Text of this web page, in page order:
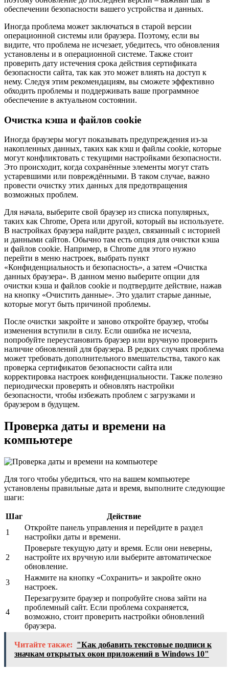
обеспечении безопасности вашего устройства и данных.
Иногда проблема может заключаться в старой версии
операционной системы или браузера. Поэтому, если вы
видите, что проблема не исчезает, убедитесь, что обновления
установлены и в операционной системе. Также стоит
проверить дату истечения срока действия сертификата
безопасности сайта, так как это может влиять на доступ к
нему. Следуя этим рекомендациям, вы сможете эффективно
обходить проблемы и поддерживать ваше программное
обеспечение в актуальном состоянии.
Очистка кэша и файлов cookie
Иногда браузеры могут показывать предупреждения из-за
накопленных данных, таких как кэш и файлы cookie, которые
могут конфликтовать с текущими настройками безопасности.
Это происходит, когда сохранённые элементы могут стать
устаревшими или повреждёнными. В таком случае, важно
провести очистку этих данных для предотвращения
возможных проблем.
Для начала, выберите свой браузер из списка популярных,
таких как Chrome, Opera или другой, который вы используете.
В настройках браузера найдите раздел, связанный с историей
и данными сайтов. Обычно там есть опция для очистки кэша
и файлов cookie. Например, в Chrome для этого нужно
перейти в меню настроек, выбрать пункт
«Конфиденциальность и безопасность», а затем «Очистка
данных браузера». В данном меню выберите опции для
очистки кэша и файлов cookie и подтвердите действие, нажав
на кнопку «Очистить данные». Это удалит старые данные,
которые могут быть причиной проблемы.
После очистки закройте и заново откройте браузер, чтобы
изменения вступили в силу. Если ошибка не исчезла,
попробуйте переустановить браузер или вручную проверить
наличие обновлений для браузера. В редких случаях проблема
может требовать дополнительного вмешательства, такого как
проверка сертификатов безопасности сайта или
корректировка настроек конфиденциальности. Также полезно
периодически проверять и обновлять настройки
безопасности, чтобы избежать проблем с загрузками и
браузером в будущем.
Проверка даты и времени на
компьютере
Для того чтобы убедиться, что на вашем компьютере
установлены правильные дата и время, выполните следующие
шаги:
Шаг
Действие
1
Откройте панель управления и перейдите в раздел
настройки даты и времени.
2
Проверьте текущую дату и время. Если они неверны,
настройте их вручную или выберите автоматическое
обновление.
3
Нажмите на кнопку «Сохранить» и закройте окно
настроек.
4
Перезагрузите браузер и попробуйте снова зайти на
проблемный сайт. Если проблема сохраняется,
возможно, стоит проверить настройки обновлений
браузера.
Читайте также: "Как добавить текстовые подписи к
значкам открытых окон приложений в Windows 10"